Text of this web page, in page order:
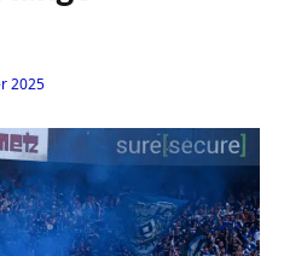
2025